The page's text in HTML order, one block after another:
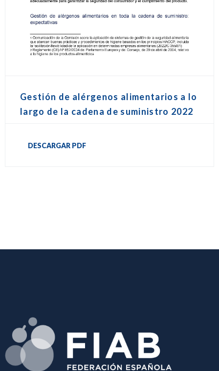
Gestión de alérgenos alimentarios a lo
largo de la cadena de suministro 2022
DESCARGAR PDF